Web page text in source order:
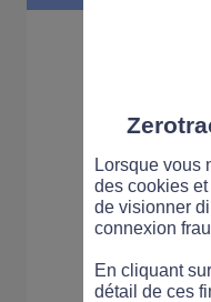
Lorsque vous
des cookies
de visionner
connexion
En cliquant
détail de ces